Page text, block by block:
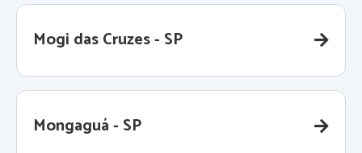
Mogi das Cruzes - SP
Mongaguá - SP